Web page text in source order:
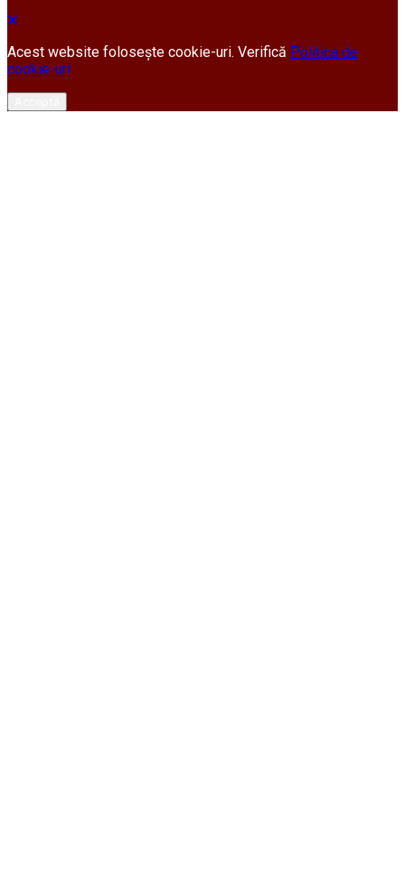
Acest website folosește cookie-uri. Verifică Politica de
cookie-uri